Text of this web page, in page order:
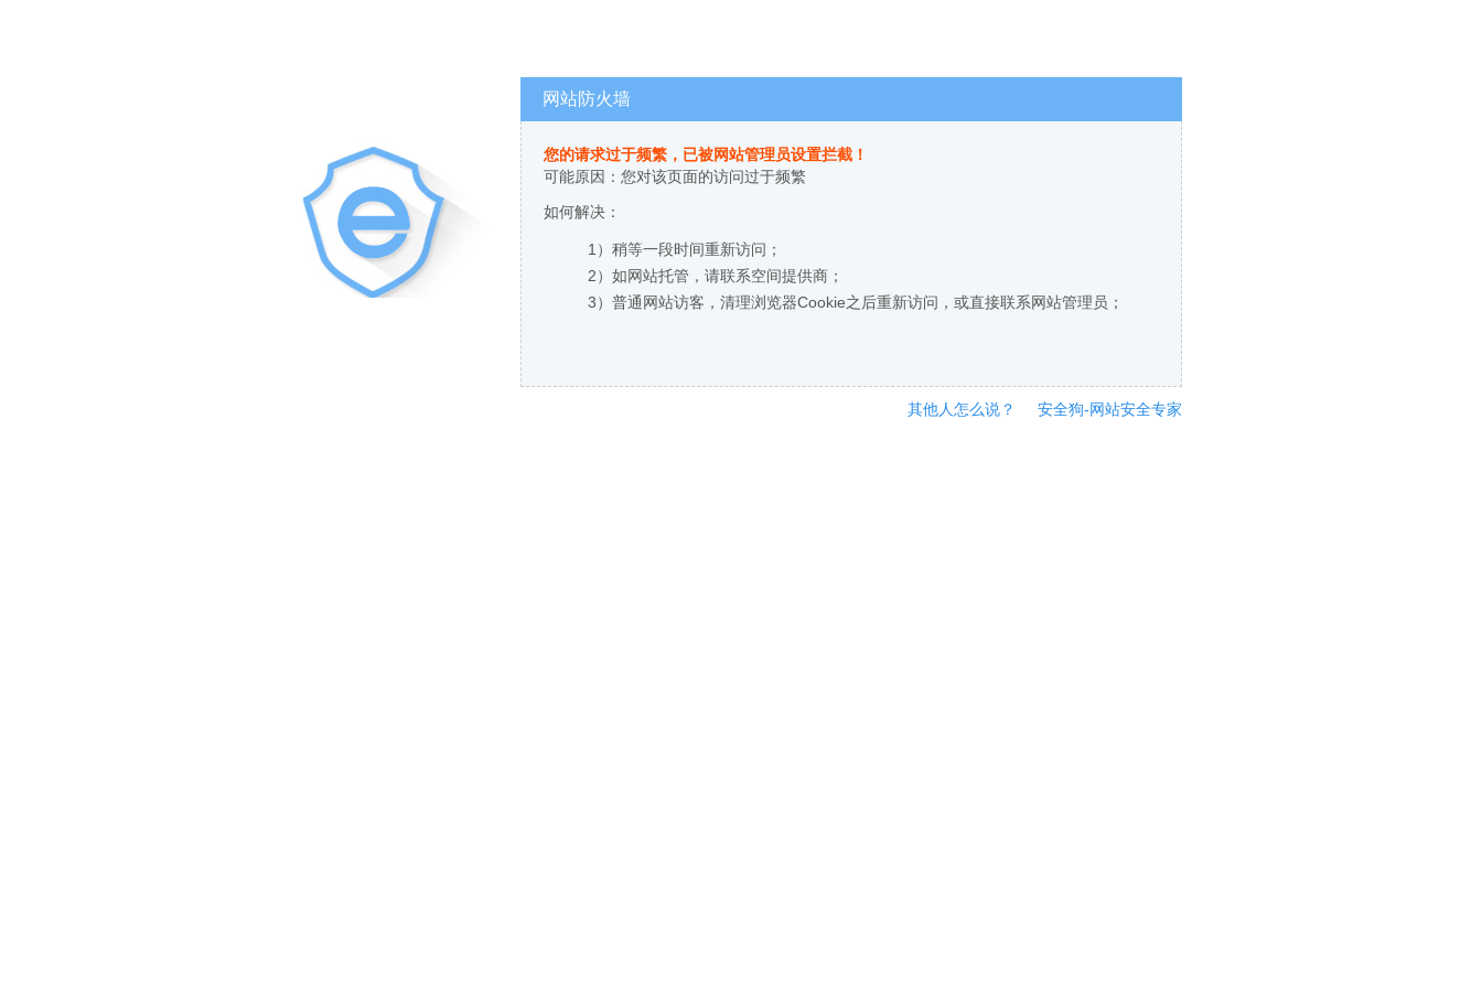
网站防火墙
您的请求过于频繁，已被网站管理员设置拦截！
可能原因：您对该页面的访问过于频繁
如何解决：
1）稍等一段时间重新访问；
2）如网站托管，请联系空间提供商；
3）普通网站访客，清理浏览器Cookie之后重新访问，或直接联系网站管理员；
其他人怎么说？ 安全狗-网站安全专家